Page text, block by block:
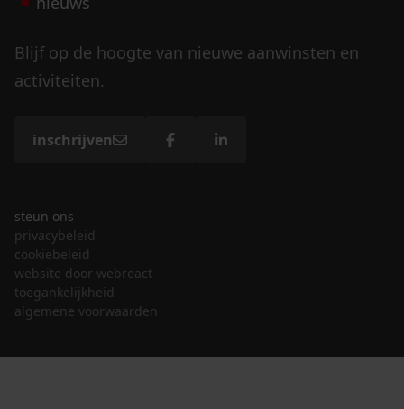
Blijf op de hoogte van nieuwe aanwinsten en
activiteiten.
inschrijven
steun ons
privacybeleid
cookiebeleid
website door webreact
toegankelijkheid
algemene voorwaarden